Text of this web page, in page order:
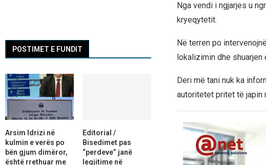
Nga vendi i ngjarjes u
kryeqytetit.
Në terren po
lokalizimin dhe shuarjen
Deri më tani nuk ka
autoritetet pritet të japin
POSTIMET E FUNDIT
Arsim Idrizi në
kulmin e verës po
bën gjum dimëror,
është rrethuar me
Editorial /
Bisedimet pas
“perdeve” janë
legjitime në